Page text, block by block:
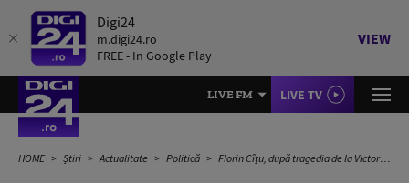
Digi24
m.digi24.ro
FREE - In Google Play
VIEW
LIVE FM LIVE TV
HOME Știri Actualitate Politică Florin Cîțu, după tragedia de la Victor Babeș: Reprezentanții statului fug în aceste momente de comunicare